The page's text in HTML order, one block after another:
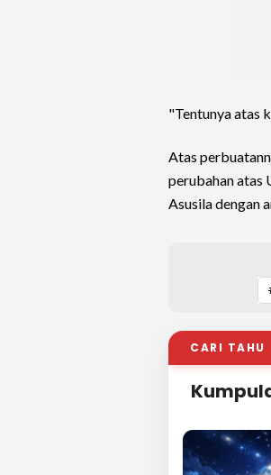
"Tentunya atas
Atas
perubahan atas
Asusila dengan
CARI TAHU